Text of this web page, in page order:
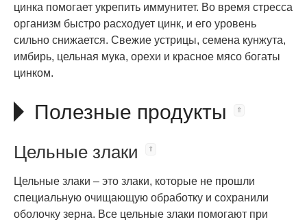
цинка помогает укрепить иммунитет. Во время стресса
организм быстро расходует цинк, и его уровень
сильно снижается. Свежие устрицы, семена кунжута,
имбирь, цельная мука, орехи и красное мясо богаты
цинком.
Полезные продукты
Цельные злаки
Цельные злаки – это злаки, которые не прошли
специальную очищающую обработку и сохранили
оболочку зерна. Все цельные злаки помогают при